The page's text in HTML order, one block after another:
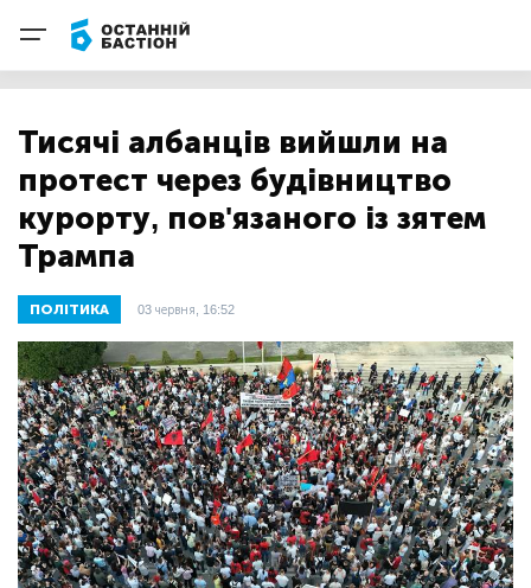
Тисячі албанців вийшли на
протест через будівництво
курорту, пов'язаного із зятем
Трампа
ПОЛІТИКА 03 червня, 16:52